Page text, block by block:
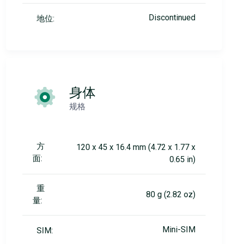
地位: Discontinued
身体
规格
方
面:
120 x 45 x 16.4 mm (4.72 x 1.77 x
0.65 in)
重
量:
80 g (2.82 oz)
SIM: Mini-SIM